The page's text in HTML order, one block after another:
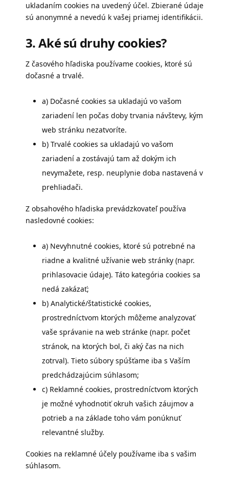
ukladaním cookies na uvedený účel. Zbierané údaje
sú anonymné a nevedú k vašej priamej identifikácii.
3. Aké sú druhy cookies?
Z časového hľadiska používame cookies, ktoré sú
dočasné a trvalé.
a) Dočasné cookies sa ukladajú vo vašom
zariadení len počas doby trvania návštevy, kým
web stránku nezatvoríte.
b) Trvalé cookies sa ukladajú vo vašom
zariadení a zostávajú tam až dokým ich
nevymažete, resp. neuplynie doba nastavená v
prehliadači.
Z obsahového hľadiska prevádzkovateľ používa
nasledovné cookies:
a) Nevyhnutné cookies, ktoré sú potrebné na
riadne a kvalitné užívanie web stránky (napr.
prihlasovacie údaje). Táto kategória cookies sa
nedá zakázať;
b) Analytické/štatistické cookies,
prostredníctvom ktorých môžeme analyzovať
vaše správanie na web stránke (napr. počet
stránok, na ktorých bol, či aký čas na nich
zotrval). Tieto súbory spúšťame iba s Vaším
predchádzajúcim súhlasom;
c) Reklamné cookies, prostredníctvom ktorých
je možné vyhodnotiť okruh vašich záujmov a
potrieb a na základe toho vám ponúknuť
relevantné služby.
Cookies na reklamné účely používame iba s vašim
súhlasom.